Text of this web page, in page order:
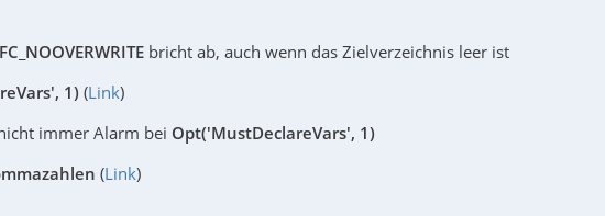
bricht ab, auch wenn das Zielverzeichnis leer ist
1)(Link)
immer Alarm bei Opt('MustDeclareVars', 1)
(Link)